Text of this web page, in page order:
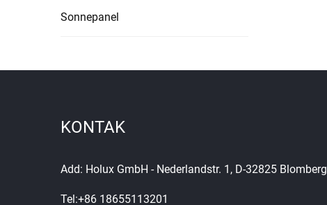
Sonnepanel
KONTAK
Add: Holux GmbH - Nederlandstr. 1, D-32825 Blomberg
Tel:+86 18655113201